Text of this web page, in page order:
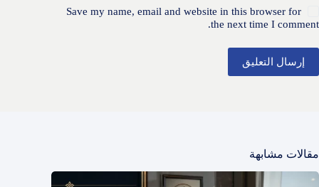
Save my name, email and website in this browser for
the next time I comment.
إرسال التعليق
مقالات مشابهة